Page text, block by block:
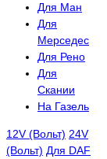
Для Ман
Для
Мерседес
Для Рено
Для
Скании
На Газель
12V (Вольт) 24V
(Вольт) Для DAF